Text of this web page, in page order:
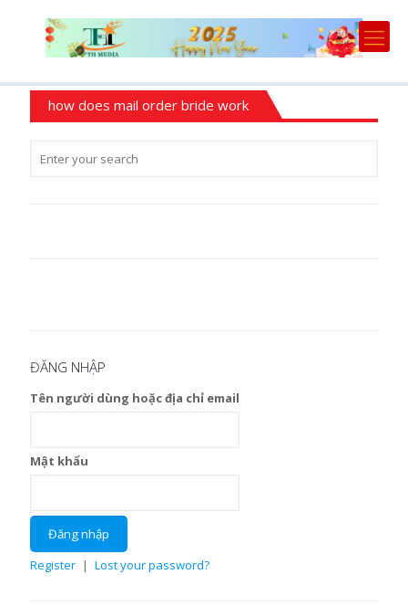
how does mail order bride work
ĐĂNG NHẬP
Tên người dùng hoặc địa chỉ email
Mật khẩu
Register | Lost your password?